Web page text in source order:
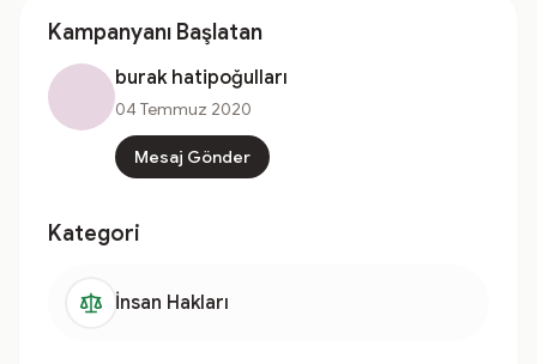
Kampanyanı Başlatan
burak hatipoğulları
04 Temmuz 2020
Mesaj Gönder
Kategori
İnsan Hakları